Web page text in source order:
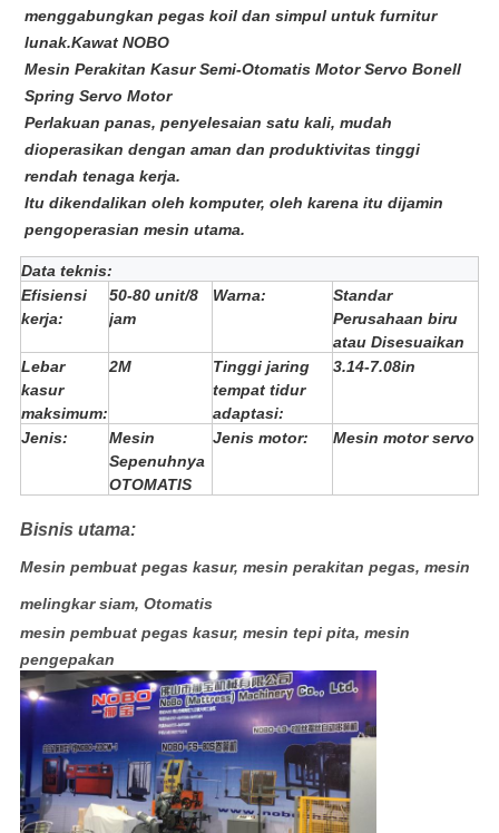
menggabungkan pegas koil dan simpul untuk furnitur
lunak.Kawat NOBO
Mesin Perakitan Kasur Semi-Otomatis Motor Servo Bonell
Spring Servo Motor
Perlakuan panas, penyelesaian satu kali, mudah
dioperasikan dengan aman dan produktivitas tinggi
rendah tenaga kerja.
Itu dikendalikan oleh komputer, oleh karena itu dijamin
pengoperasian mesin utama.
Data teknis:
Efisiensi
kerja:
50-80 unit/8
jam
Warna:
Standar
Perusahaan biru
atau Disesuaikan
Lebar
kasur
maksimum:
2M
Tinggi jaring
tempat tidur
adaptasi:
3.14-7.08in
Jenis:
Mesin
Sepenuhnya
OTOMATIS
Jenis motor: Mesin motor servo
Bisnis utama:
Mesin pembuat pegas kasur, mesin perakitan pegas, mesin
melingkar siam, Otomatis
mesin pembuat pegas kasur, mesin tepi pita, mesin
pengepakan